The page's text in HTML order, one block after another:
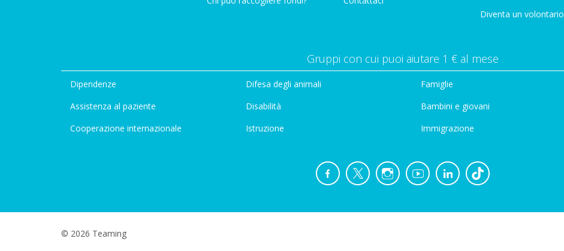
Diventa un volontario
Gruppi con cui puoi aiutare 1 € al mese
Dipendenze
Assistenza al paziente
Cooperazione internazionale
Difesa degli animali
Disabilità
Istruzione
Famiglie
Bambini e giovani
Immigrazione
© 2026 Teaming